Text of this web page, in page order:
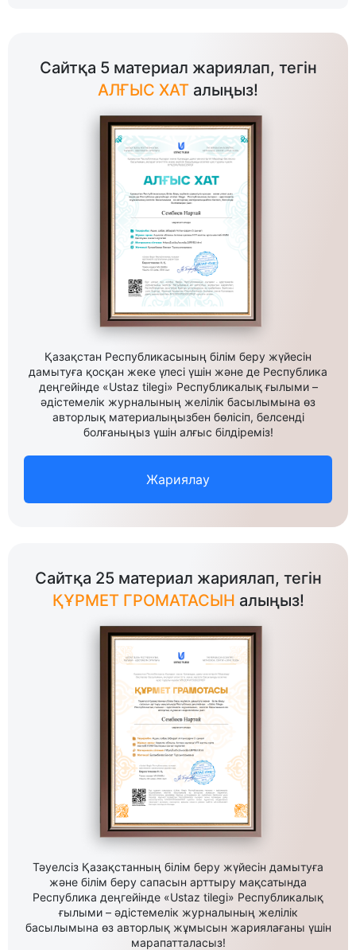
Сайтқа 5 материал жариялап, тегін
АЛҒЫС ХАТ алыңыз!
Қазақстан Республикасының білім беру жүйесін
дамытуға қосқан жеке үлесі үшін және де Республика
деңгейінде «Ustaz tilegi» Республикалық ғылыми –
әдістемелік журналының желілік басылымына өз
авторлық материалыңызбен бөлісіп, белсенді
болғаныңыз үшін алғыс білдіреміз!
Жариялау
Сайтқа 25 материал жариялап, тегін
ҚҰРМЕТ ГРОМАТАСЫН алыңыз!
Тәуелсіз Қазақстанның білім беру жүйесін дамытуға
және білім беру сапасын арттыру мақсатында
Республика деңгейінде «Ustaz tilegi» Республикалық
ғылыми – әдістемелік журналының желілік
басылымына өз авторлық жұмысын жариялағаны үшін
марапатталасыз!